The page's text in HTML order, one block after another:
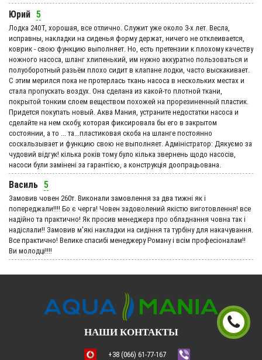
Юрий 5
Лодка 240Т, хорошая, все отлично. Служит уже около 3-х лет. Весла,
исправны, накладки на сиденья форму держат, ничего не отклеивается,
коврик - свою функцию выполняет. Но, есть претензии к плохому качеству
ножного насоса, шланг хлипенький, им нужно аккуратно пользоваться и
полуоборотный разьём плохо сидит в клапане лодки, часто выскакивает.
С этим мерился пока не протерлась ткань насоса в нескольких местах и
стала пропускать воздух. Она сделана из какой-то плотной ткани,
покрытой тонким слоем веществом похожей на прорезиненный пластик.
Придется покупать новый. Аква Мания, устраните недостатки насоса и
сделайте на нем скобу, которая фиксировала бы его в закрытом
состоянии, а то ... та...пластиковая скоба на шланге постоянно
соскальзывает и функцию свою не выполняет. Адмiнiстратор: Дякуємо за
чудовий вiдгук! кілька років тому було кілька звернень щодо насосів,
насоси були замінені за гарантією, а конструкція доопрацьована.
Василь 5
Замовив човен 260т. Виконали замовлення за два тижні як і
попереджали!!!! Бо є черга! Човен задоволений якістю виготовлення! все
надійно та практично! Як просив менеджера про обладнання човна так і
надіслали!! Замовив м'які накладки на сидіння та турбіну для накачування.
Все практично! Велике спасибі менеджеру Роману і всім професіоналам!!
Ви молодці!!!!
НАШИ КОНТАКТЫ
+38 (066) 61-77-167